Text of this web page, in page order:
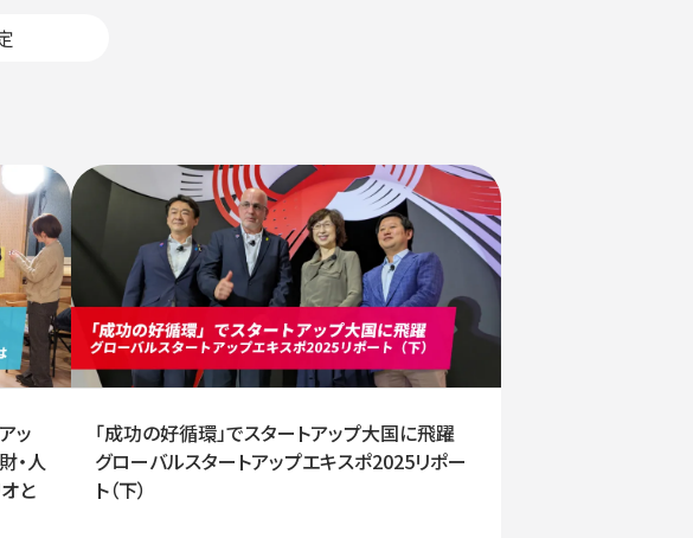
ッ
・人
と
「成功の好循環」でスタートアップ大国に飛躍
グローバルスタートアップエキスポ2025リポー
ト（下）